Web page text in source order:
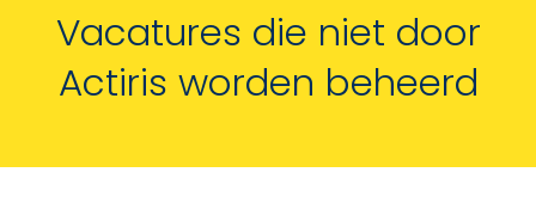
Vacatures die niet door
Actiris worden beheerd